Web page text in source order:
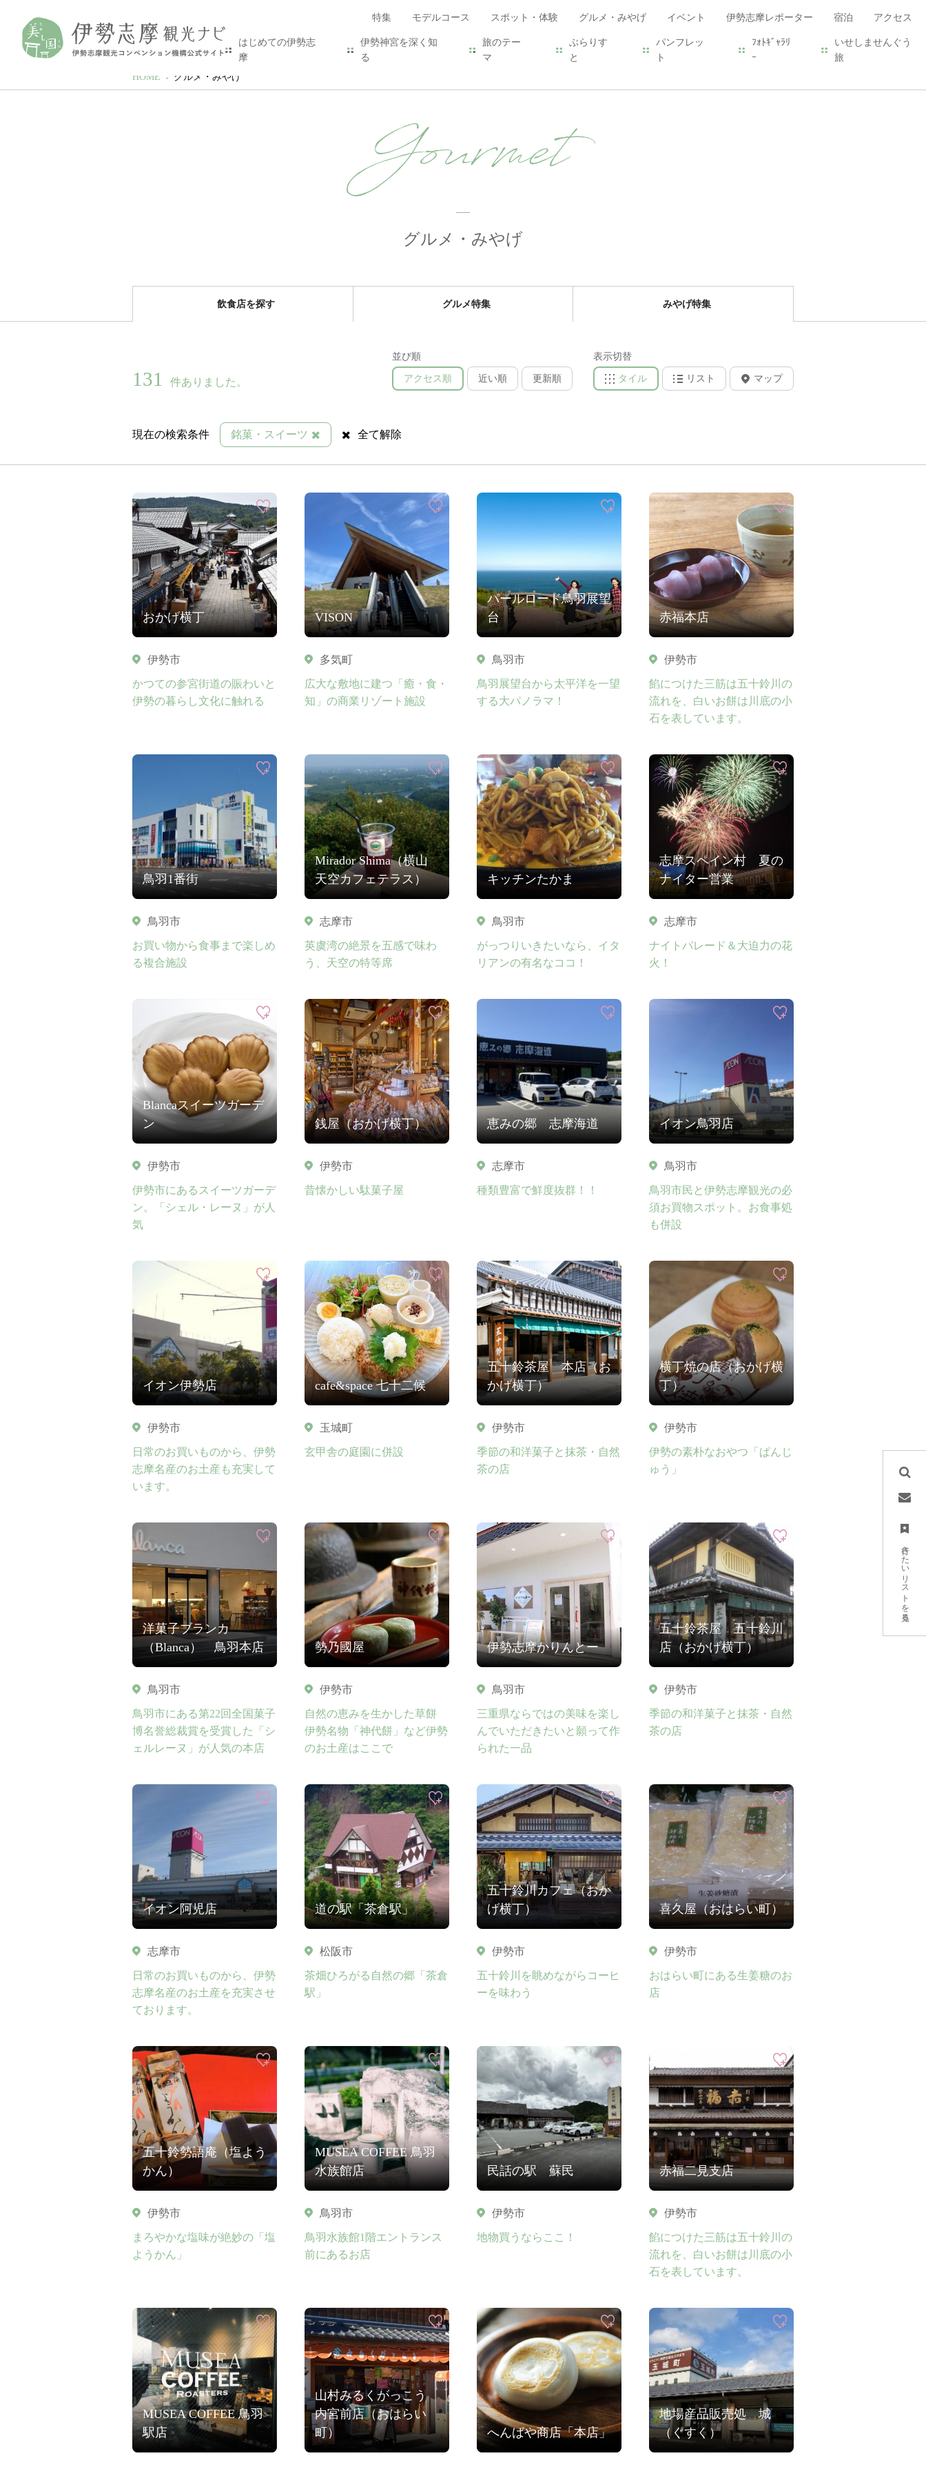
特集 モデルコース スポット・体験 グルメ・みやげ イベント 伊勢志摩レポーター 宿泊 アクセス
はじめての伊勢志
摩
伊勢神宮を深く知
る
旅のテー
マ
ぶらりす
と
パンフレッ
ト
ﾌｫﾄｷﾞｬﾗﾘ
ｰ
いせしませんぐう
旅
行きたいリストを見る
HOME グルメ・みやげ
Gourmet
グルメ・みやげ
飲食店を探す グルメ特集 みやげ特集
131 件ありました。
並び順
アクセス順 近い順 更新順
表示切替
タイル リスト マップ
現在の検索条件 銘菓・スイーツ 全て解除
おかげ横丁
伊勢市
かつての参宮街道の賑わいと
伊勢の暮らし文化に触れる
VISON
多気町
広大な敷地に建つ「癒・食・
知」の商業リゾート施設
パールロード鳥羽展望
台
鳥羽市
鳥羽展望台から太平洋を一望
する大パノラマ！
赤福本店
伊勢市
餡につけた三筋は五十鈴川の
流れを、白いお餅は川底の小
石を表しています。
鳥羽1番街
鳥羽市
お買い物から食事まで楽しめ
る複合施設
Mirador Shima（横山
天空カフェテラス）
志摩市
英虞湾の絶景を五感で味わ
う、天空の特等席
キッチンたかま
鳥羽市
がっつりいきたいなら、イタ
リアンの有名なココ！
志摩スペイン村 夏の
ナイター営業
志摩市
ナイトパレード＆大迫力の花
火！
Blancaスイーツガーデ
ン
伊勢市
伊勢市にあるスイーツガーデ
ン。「シェル・レーヌ」が人
気
銭屋（おかげ横丁）
伊勢市
昔懐かしい駄菓子屋
恵みの郷 志摩海道
志摩市
種類豊富で鮮度抜群！！
イオン鳥羽店
鳥羽市
鳥羽市民と伊勢志摩観光の必
須お買物スポット。お食事処
も併設
イオン伊勢店
伊勢市
日常のお買いものから、伊勢
志摩名産のお土産も充実して
います。
cafe&space 七十二候
玉城町
玄甲舎の庭園に併設
五十鈴茶屋 本店（お
かげ横丁）
伊勢市
季節の和洋菓子と抹茶・自然
茶の店
横丁焼の店（おかげ横
丁）
伊勢市
伊勢の素朴なおやつ「ぱんじ
ゅう」
洋菓子ブランカ
（Blanca） 鳥羽本店
鳥羽市
鳥羽市にある第22回全国菓子
博名誉総裁賞を受賞した「シ
ェルレーヌ」が人気の本店
勢乃國屋
伊勢市
自然の恵みを生かした草餅
伊勢名物「神代餅」など伊勢
のお土産はここで
伊勢志摩かりんとー
鳥羽市
三重県ならではの美味を楽し
んでいただきたいと願って作
られた一品
五十鈴茶屋 五十鈴川
店（おかげ横丁）
伊勢市
季節の和洋菓子と抹茶・自然
茶の店
イオン阿児店
志摩市
日常のお買いものから、伊勢
志摩名産のお土産を充実させ
ております。
道の駅「茶倉駅」
松阪市
茶畑ひろがる自然の郷「茶倉
駅」
五十鈴川カフェ（おか
げ横丁）
伊勢市
五十鈴川を眺めながらコーヒ
ーを味わう
喜久屋（おはらい町）
伊勢市
おはらい町にある生姜糖のお
店
五十鈴勢語庵（塩よう
かん）
伊勢市
まろやかな塩味が絶妙の「塩
ようかん」
MUSEA COFFEE 鳥羽
水族館店
鳥羽市
鳥羽水族館1階エントランス
前にあるお店
民話の駅 蘇民
伊勢市
地物買うならここ！
赤福二見支店
伊勢市
餡につけた三筋は五十鈴川の
流れを、白いお餅は川底の小
石を表しています。
MUSEA COFFEE 鳥羽
駅店
山村みるくがっこう
内宮前店（おはらい
町）
へんばや商店「本店」
地場産品販売処 城
（ぐすく）